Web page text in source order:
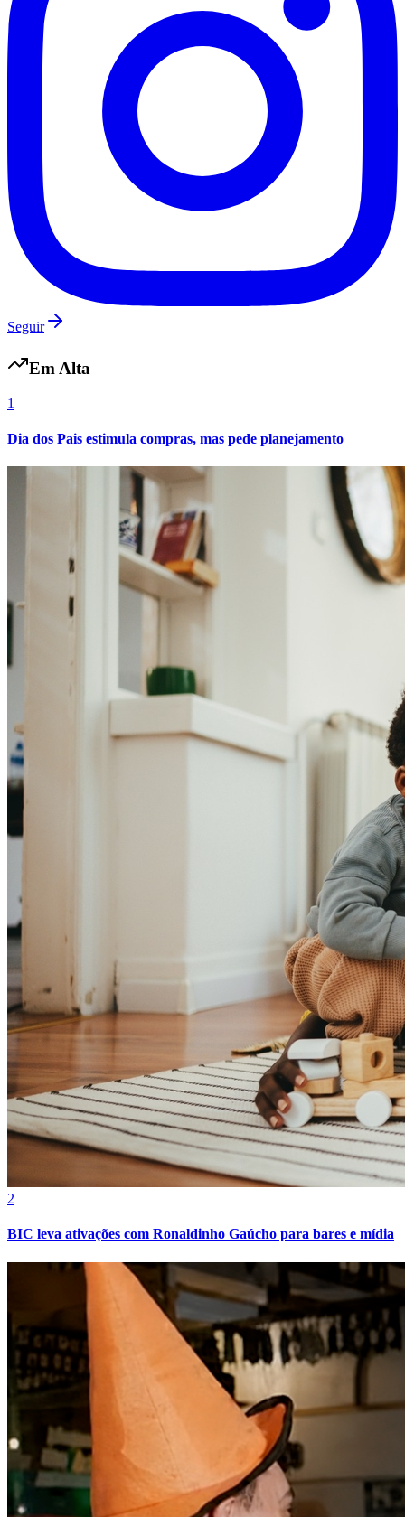
Cruzeiro
Fortaleza
Seguir
Em Alta
1
Dia dos Pais estimula compras, mas pede planejamento
2
BIC leva ativações com Ronaldinho Gaúcho para bares e mídia